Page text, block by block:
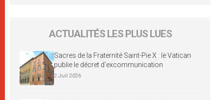
ACTUALITÉS LES PLUS LUES
Sacres de la Fraternité Saint-Pie X : le Vatican
publie le décret d’excommunication
2 Juil 2026